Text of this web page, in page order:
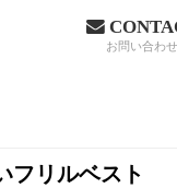
お問い合わせ
フリルベスト